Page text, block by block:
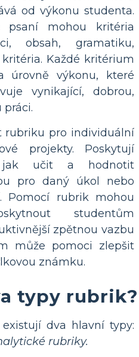
od výkonu studenta.
psaní mohou kritéria
obsah, gramatiku,
Každé kritérium
úrovně výkonu, které
vynikající, dobrou,
rubriku pro individuální
projekty. Poskytují
jak učit a hodnotit
pro daný úkol nebo
Pomocí rubrik mohou
studentům
zpětnou vazbu
může pomoci zlepšit
známku.
typy rubrik?
dva hlavní typy:
rubriky.